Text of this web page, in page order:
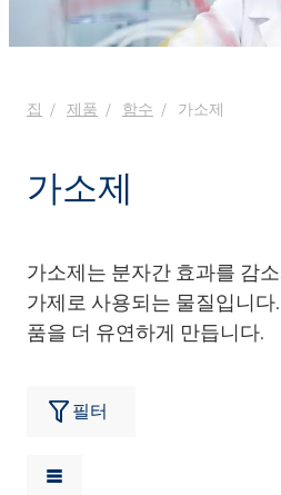
집 제품 함수 가소제
가소제
가소제는 분자간 효과를 감
가제로 사용되는 물질입니
품을 더 유연하게 만듭니다.
필터